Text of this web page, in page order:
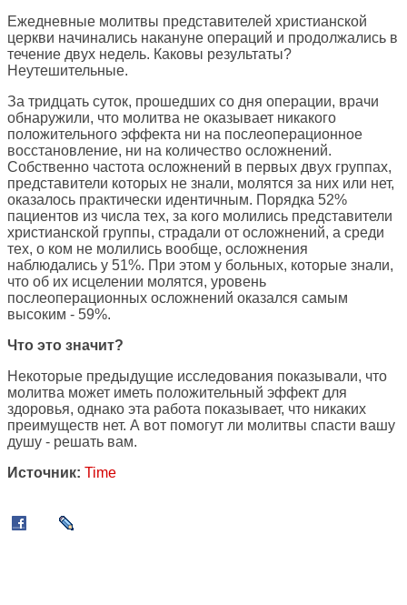
Ежедневные молитвы представителей христианской
церкви начинались накануне операций и продолжались в
течение двух недель. Каковы результаты?
Неутешительные.
За тридцать суток, прошедших со дня операции, врачи
обнаружили, что молитва не оказывает никакого
положительного эффекта ни на послеоперационное
восстановление, ни на количество осложнений.
Собственно частота осложнений в первых двух группах,
представители которых не знали, молятся за них или нет,
оказалось практически идентичным. Порядка 52%
пациентов из числа тех, за кого молились представители
христианской группы, страдали от осложнений, а среди
тех, о ком не молились вообще, осложнения
наблюдались у 51%. При этом у больных, которые знали,
что об их исцелении молятся, уровень
послеоперационных осложнений оказался самым
высоким - 59%.
Что это значит?
Некоторые предыдущие исследования показывали, что
молитва может иметь положительный эффект для
здоровья, однако эта работа показывает, что никаких
преимуществ нет. А вот помогут ли молитвы спасти вашу
душу - решать вам.
Источник: Time